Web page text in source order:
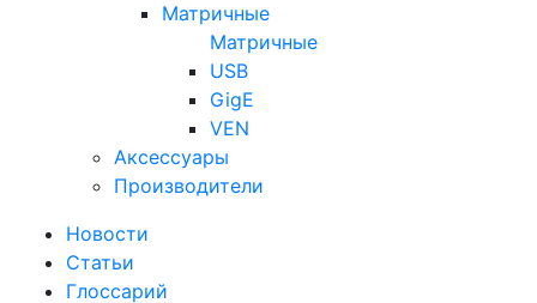
Матричные
Матричные
USB
GigE
VEN
Аксессуары
Производители
Новости
Статьи
Глоссарий